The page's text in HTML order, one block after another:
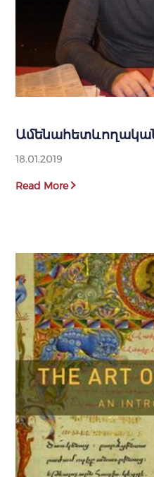
18.01.2019
Read More